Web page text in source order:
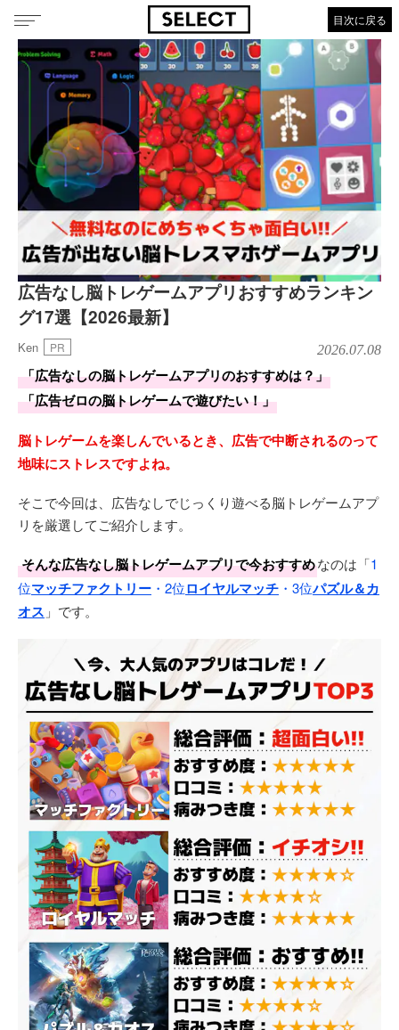
目次に戻る
広告なし脳トレゲームアプリおすすめランキン
グ17選【2026最新】
Ken PR 2026.07.08
「広告なしの脳トレゲームアプリのおすすめは？」
「広告ゼロの脳トレゲームで遊びたい！」
脳トレゲームを楽しんでいるとき、広告で中断されるのって
地味にストレスですよね。
そこで今回は、広告なしでじっくり遊べる脳トレゲームアプ
リを厳選してご紹介します。
そんな広告なし脳トレゲームアプリで今おすすめなのは「1
位マッチファクトリー ・2位ロイヤルマッチ ・3位パズル＆カ
オス 」です。